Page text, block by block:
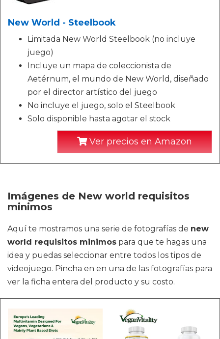
New World - Steelbook
Limitada New World Steelbook (no incluye
juego)
Incluye un mapa de coleccionista de
Aetérnum, el mundo de New World, diseñado
por el director artístico del juego
No incluye el juego, solo el Steelbook
Solo disponible hasta agotar el stock
Ver precios en Amazon
Imágenes de New world requisitos
minimos
Aquí te mostramos una serie de fotografías de new
world requisitos minimos para que te hagas una
idea y puedas seleccionar entre todos los tipos de
videojuego. Pincha en en una de las fotografías para
ver la ficha entera del producto y su costo.